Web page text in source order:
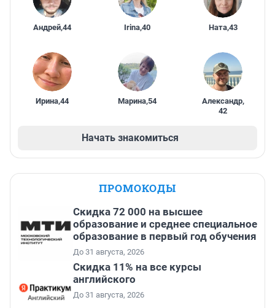
Андрей,44 Irina,40 Ната,43
Ирина,44 Марина,54 Александр,
42
Начать знакомиться
ПРОМОКОДЫ
Скидка 72 000 на высшее
образование и среднее специальное
образование в первый год обучения
До 31 августа, 2026
Скидка 11% на все курсы
английского
До 31 августа, 2026